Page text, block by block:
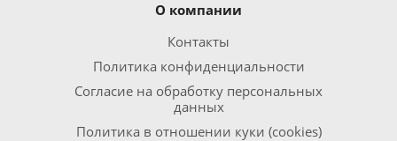
О компании
Контакты
Политика конфиденциальности
Согласие на обработку персональных
данных
Политика в отношении куки (cookies)